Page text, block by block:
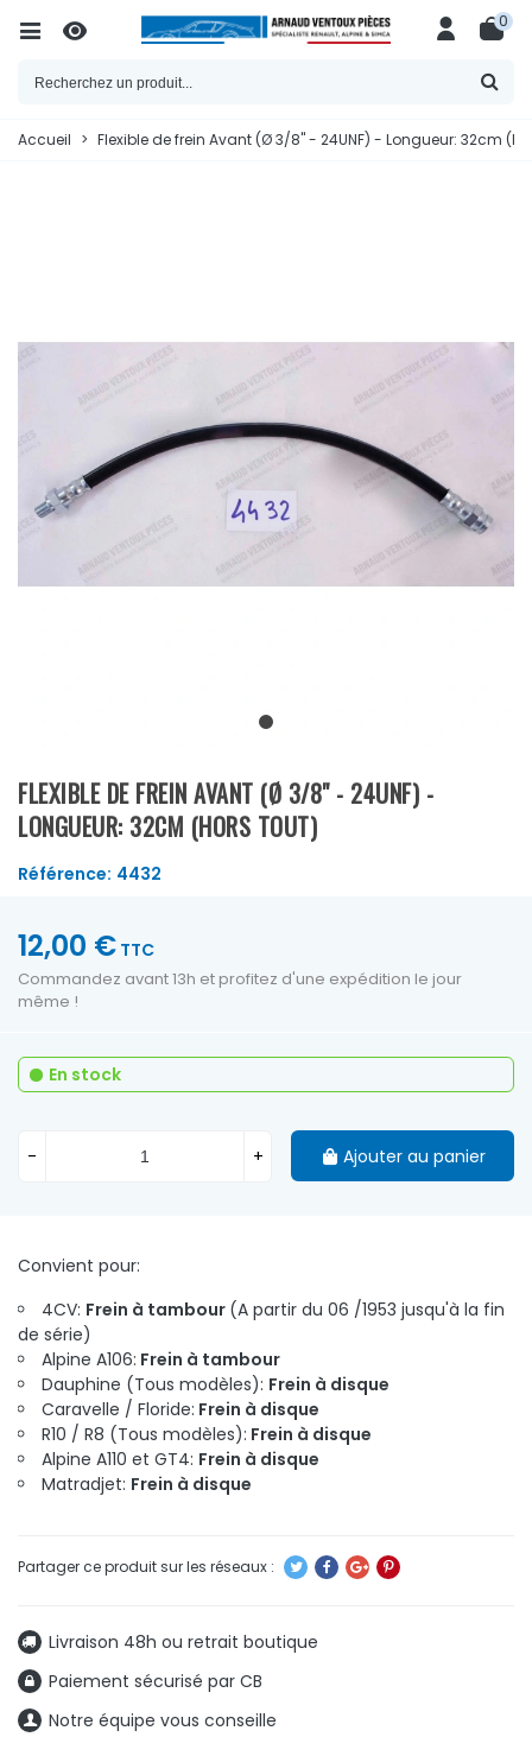
0
Accueil > Flexible de frein Avant (Ø 3/8" - 24UNF) - Longueur: 32cm
FLEXIBLE DE FREIN AVANT (Ø 3/8" - 24UNF) -
LONGUEUR: 32CM (HORS TOUT)
Référence: 4432
Convient pour:
4CV: Frein à tambour (A partir du 06 /1953 jusqu'à la fin
de série)
Alpine A106: Frein à tambour
Dauphine (Tous modèles): Frein à disque
Caravelle / Floride: Frein à disque
R10 / R8 (Tous modèles): Frein à disque
Alpine A110 et GT4: Frein à disque
Matradjet: Frein à disque
Livraison 48h ou retrait boutique
Paiement sécurisé par CB
Notre équipe vous conseille
12,00 € TTC
Commandez avant 13h et profitez d'une expédition le jour
même !
En stock
- + Ajouter au panier